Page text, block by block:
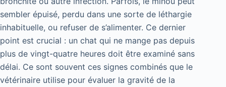
sembler épuisé, perdu dans une sorte de léthargie
inhabituelle, ou refuser de s’alimenter. Ce dernier
point est crucial : un chat qui ne mange pas depuis
plus de vingt-quatre heures doit être examiné sans
délai. Ce sont souvent ces signes combinés que le
vétérinaire utilise pour évaluer la gravité de la